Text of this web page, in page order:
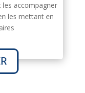
accompagner
les mettant en